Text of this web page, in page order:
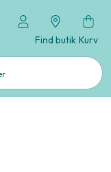
Find butik Kurv